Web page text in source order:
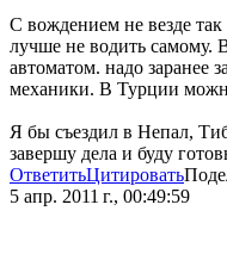
С вождением не везде
лучше не водить самому.
автоматом. надо заранее
механики. В Турции
Я бы съездил в Непал,
завершу дела и буду
ОтветитьЦитировать
5 апр. 2011 г., 00:49:59